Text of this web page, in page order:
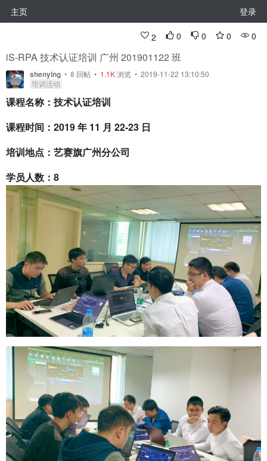
主页 登录
2 0 0 0 0
iS-RPA 技术认证培训 广州 201901122 班
shenying • 8 回帖 • 1.1K浏览 • 2019-11-22 13:10:50
培训活动
课程名称：技术认证培训
课程时间：2019 年 11 月 22-23 日
培训地点：艺赛旗广州分公司
学员人数：8